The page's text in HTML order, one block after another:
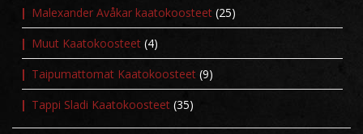
Malexander Avåkar kaatokoosteet (25)
Muut Kaatokoosteet (4)
Taipumattomat Kaatokoosteet (9)
Tappi Sladi Kaatokoosteet (35)